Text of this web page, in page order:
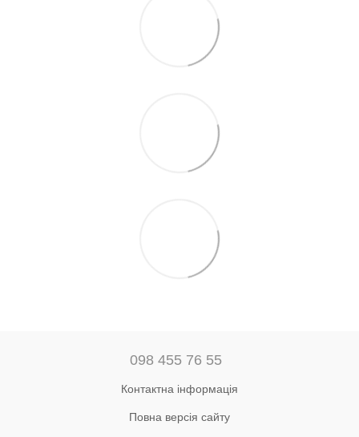
098 455 76 55
Контактна інформація
Повна версія сайту